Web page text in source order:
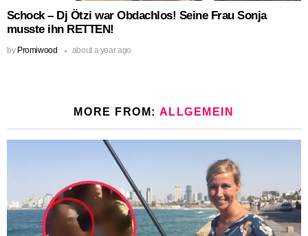
Schock – Dj Ötzi war Obdachlos! Seine Frau Sonja
musste ihn RETTEN!
by Promiwood about a year ago
MORE FROM: ALLGEMEIN